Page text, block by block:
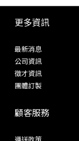
更多資訊
最新消息
公司資訊
徵才資訊
團體訂製
顧客服務
運送政策